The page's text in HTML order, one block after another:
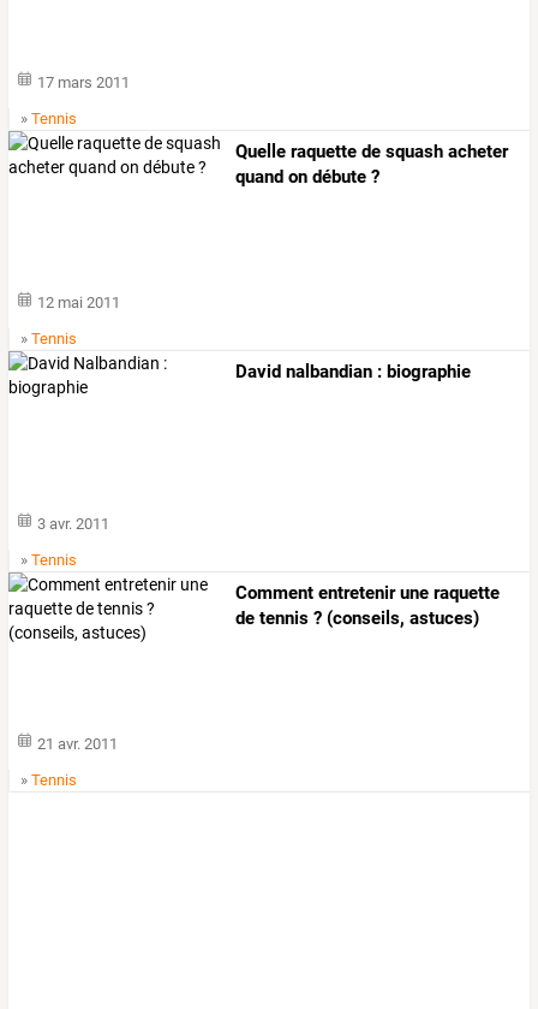
17 mars 2011
»Tennis
Quelle raquette de squash acheter
quand on débute ?
12 mai 2011
»Tennis
David nalbandian : biographie
3 avr. 2011
»Tennis
Comment entretenir une raquette
de tennis ? (conseils, astuces)
21 avr. 2011
»Tennis